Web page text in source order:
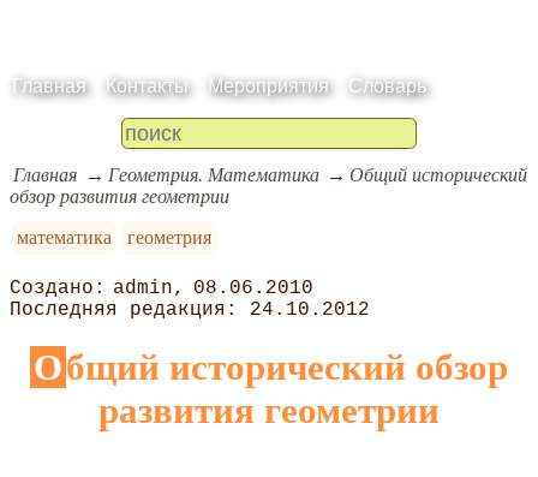
Главная Контакты Мероприятия Словарь
Главная Геометрия. Математика
Общий исторический
обзор развития геометрии
математика
геометрия
admin
08.06.2010
24.10.2012
Общий исторический обзор
развития геометрии